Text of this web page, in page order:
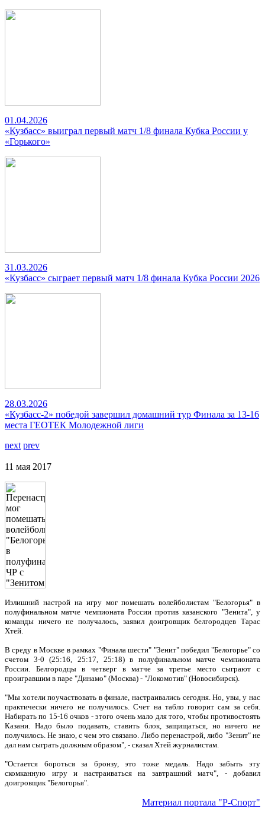
01.04.2026
«Кузбасс» выиграл первый матч 1/8 финала Кубка России у
«Горького»
31.03.2026
«Кузбасс» сыграет первый матч 1/8 финала Кубка России 2026
28.03.2026
«Кузбасс-2» победой завершил домашний тур Финала за 13-16
места ГЕОТЕК Молодежной лиги
next prev
11 мая 2017
Излишний настрой на игру мог помешать волейболистам "Белогорья" в
полуфинальном матче чемпионата России против казанского "Зенита", у
команды ничего не получалось, заявил доигровщик белгородцев Тарас
Хтей.
В среду в Москве в рамках "Финала шести" "Зенит" победил "Белогорье" со
счетом 3-0 (25:16, 25:17, 25:18) в полуфинальном матче чемпионата
России. Белгородцы в четверг в матче за третье место сыграют с
проигравшим в паре "Динамо" (Москва) - "Локомотив" (Новосибирск).
"Мы хотели поучаствовать в финале, настраивались сегодня. Но, увы, у нас
практически ничего не получилось. Счет на табло говорит сам за себя.
Набирать по 15-16 очков - этого очень мало для того, чтобы противостоять
Казани. Надо было подавать, ставить блок, защищаться, но ничего не
получилось. Не знаю, с чем это связано. Либо перенастрой, либо "Зенит" не
дал нам сыграть должным образом", - сказал Хтей журналистам.
"Остается бороться за бронзу, это тоже медаль. Надо забыть эту
скомканную игру и настраиваться на завтрашний матч", - добавил
доигровщик "Белогорья".
Материал портала "Р-Спорт"